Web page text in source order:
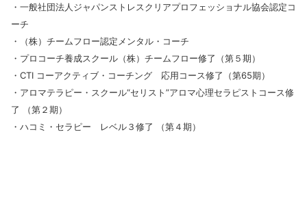
・一般社団法人ジャパンストレスクリアプロフェッショナル協会認定コ
ーチ
・（株）チームフロー認定メンタル・コーチ
・プロコーチ養成スクール（株）チームフロー修了（第５期）
・CTI コーアクティブ・コーチング 応用コース修了（第65期）
・アロマテラピー・スクール“セリスト”アロマ心理セラピストコース修
了 （第２期）
・ハコミ・セラピー レベル３修了 （第４期）